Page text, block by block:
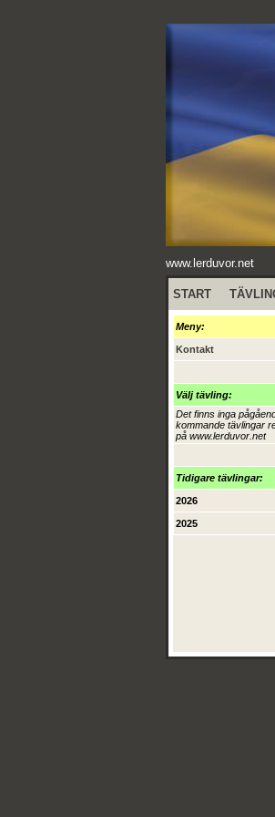
www.lerduvor.net
START
Meny:
Kontakt
Välj tävling:
Det finns inga
kommande tävlingar
på www.lerduvor.net
Tidigare tävlingar:
2026
2025